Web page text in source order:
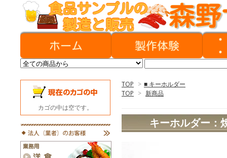
TOP > ■ キーホルダー
TOP > 新商品
キーホルダー：
カゴの中は空です。